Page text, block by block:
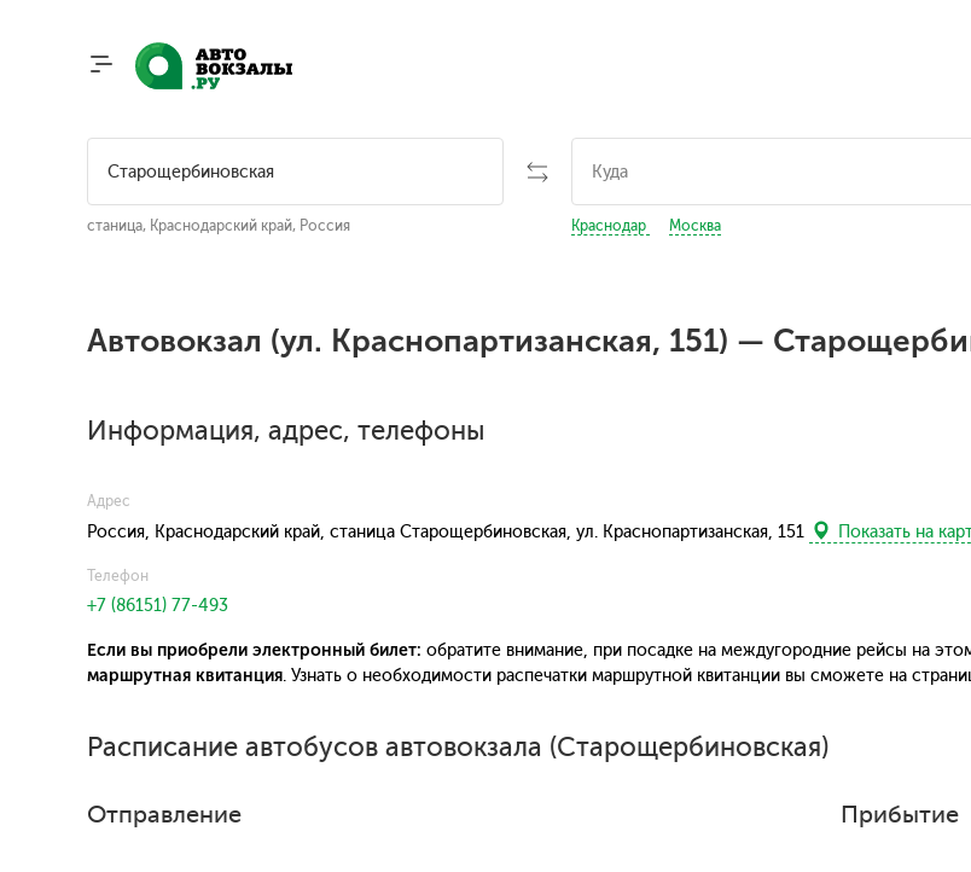
станица, Краснодарский край, Россия Краснодар Москва
Автовокзал (ул. Краснопартизанская, 151) —
Информация, адрес, телефоны
Адрес
Россия, Краснодарский край, станица Старощербиновская, ул. Краснопартизанская, 151 Показать на
Телефон
+7 (86151) 77-493
Если вы приобрели электронный билет: обратите внимание, при посадке на междугородние рейсы на
маршрутная квитанция. Узнать о необходимости распечатки маршрутной квитанции вы сможете на
Расписание автобусов автовокзала (Старощербиновская)
Отправление Прибытие